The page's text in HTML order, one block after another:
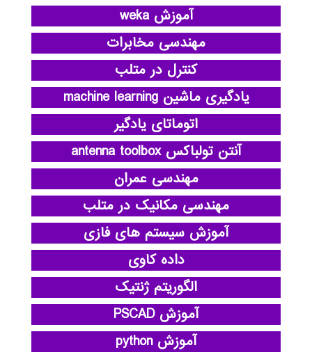
آموزش weka
مهندسی مخابرات
کنترل در متلب
یادگیری ماشین machine learning
اتوماتای یادگیر
آنتن تولباکس antenna toolbox
مهندسی عمران
مهندسی مکانیک در متلب
آموزش سیستم های فازی
داده کاوی
الگوریتم ژنتیک
آموزش PSCAD
آموزش python